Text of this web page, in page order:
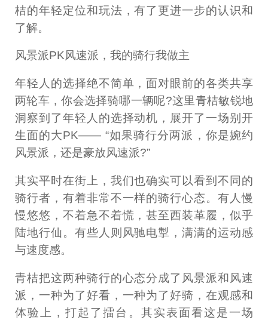
桔的年轻定位和玩法，有了更进一步的认识和
了解。
风景派PK风速派，我的骑行我做主
年轻人的选择绝不简单，面对眼前的各类共享
两轮车，你会选择骑哪一辆呢?这里青桔敏锐地
洞察到了年轻人的选择动机，展开了一场别开
生面的大PK—— “如果骑行分两派，你是婉约
风景派，还是豪放风速派?”
其实平时在街上，我们也确实可以看到不同的
骑行者，有着非常不一样的骑行心态。有人慢
慢悠悠，不着急不着慌，甚至西装革履，似乎
陆地行仙。有些人则风驰电掣，满满的运动感
与速度感。
青桔把这两种骑行的心态分成了风景派和风速
派，一种为了好看，一种为了好骑，在观感和
体验上，打起了擂台。其实表面看这是一场